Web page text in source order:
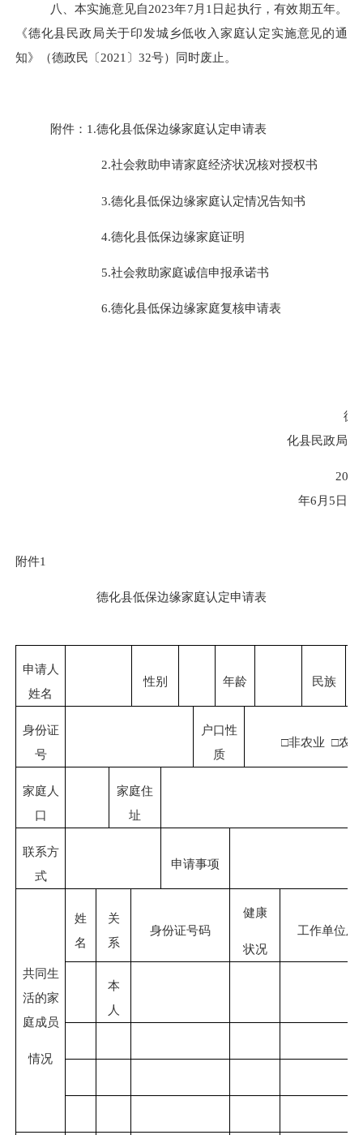
八、本实施意见自2023年7 月 1 日起执行，有效期五年。
《德化县民政局关于印发城乡低收入家庭认定实施意见的通
知》（德政民〔2021 〕 32号）同时废止。
附件： 1.德化县低保边缘家庭认定申请表
2.社会救助申请家庭经济状况核对授权书
3.德化县低保边缘家庭认定情况告知书
4.德化县低保边缘家庭证明
5.社会救助家庭诚信申报承诺书
6.德化县低保边缘家庭复核申请表
德
化县民政局
2023
年6 月 5日
附件1
德化县低保边缘家庭认定申请表
申请人
姓名
性别 年龄 民族
身份证
号
户口性
质
□非农业 □农业
家庭人
口
家庭住
址
联系方
式
申请事项
共同生
活的家
庭成员
情况
姓
名
关
系
身份证号码
健康
状况
工作单位及
本
人